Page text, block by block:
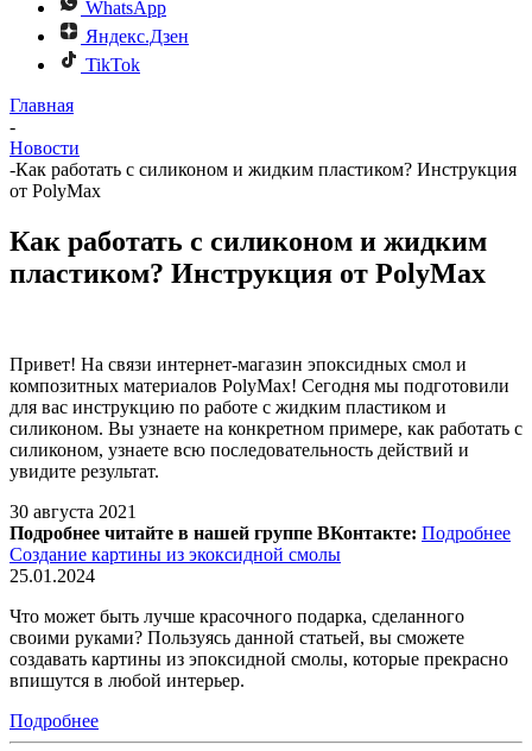
WhatsApp
Яндекс.Дзен
TikTok
Главная
-
Новости
-Как работать с силиконом и жидким пластиком? Инструкция
от PolyMax
Как работать с силиконом и жидким
пластиком? Инструкция от PolyMax
Привет! На связи интернет-магазин эпоксидных смол и
композитных материалов PolyMax! Сегодня мы подготовили
для вас инструкцию по работе с жидким пластиком и
силиконом. Вы узнаете на конкретном примере, как работать с
силиконом, узнаете всю последовательность действий и
увидите результат.
30 августа 2021
Подробнее читайте в нашей группе ВКонтакте: Подробнее
Создание картины из экоксидной смолы
25.01.2024
Что может быть лучше красочного подарка, сделанного
своими руками? Пользуясь данной статьей, вы сможете
создавать картины из эпоксидной смолы, которые прекрасно
впишутся в любой интерьер.
Подробнее